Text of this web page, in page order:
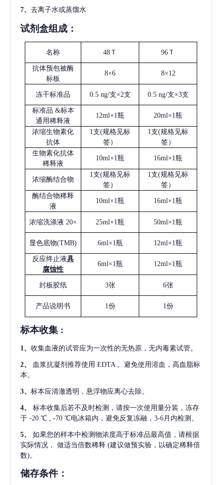
7、 去离子水或蒸馏水
试剂盒组成：
名称 48Ｔ 96Ｔ
抗体预包被酶
标板
8×6 8×12
冻干标准品 0.5 ng/支×2支 0.5 ng/支×3支
标准品 &标本
通用稀释液
12ml×1瓶 20ml×1瓶
浓缩生物素化
抗体
1支(规格见标
签）
1支(规格见标
签）
生物素化抗体
稀释液
10ml×1瓶 16ml×1瓶
浓缩酶结合物
1支(规格见标
签）
1支(规格见标
签）
酶结合物稀释
液
10ml×1瓶 16ml×1瓶
浓缩洗涤液 20× 25ml×1瓶 50ml×1瓶
显色底物(TMB) 6ml×1瓶 12ml×1瓶
反应终止液具
腐蚀性
6ml×1瓶 12ml×1瓶
封板胶纸 3张 6张
产品说明书 1份 1份
标本收集 :
1、 收集血液的试管应为一次性的无热原，无内毒素试管。
2、 血浆抗凝剂推荐使用 EDTA 。避免使用溶血，高血脂标
本。
3、 标本应清澈透明，悬浮物应离心去除。
4、
标本收集后若不及时检测，请按一次使用量分装，冻存
于 -20 ℃ , -70 ℃电冰箱内，避免反复冻融，3-6月内检测。
5、
如果您的样本中检测物浓度高于标准品最高值，请根据
实际情况，
做适当倍数稀释 (建议做预实验，以确定稀释倍
数)。
储存条件：